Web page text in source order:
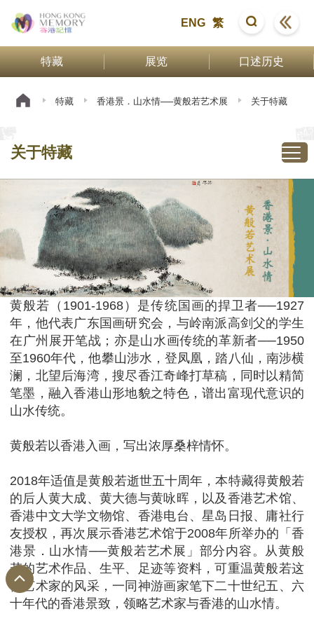
ENG 繁
特藏 展览 口述历史
特藏 香港景．山水情──黄般若艺术展 关于特藏
关于特藏
黄般若（1901-1968）是传统国画的捍卫者──1927
年，他代表广东国画研究会，与岭南派高剑父的学生
在广州展开笔战；亦是山水画传统的革新者──1950
至1960年代，他攀山涉水，登凤凰，踏八仙，南涉横
澜，北望后海湾，搜尽香江奇峰打草稿，同时以精简
笔墨，融入香港山形地貌之特色，谱出富现代意识的
山水传统。
黄般若以香港入画，写出浓厚桑梓情怀。
2018年适值是黄般若逝世五十周年，本特藏得黄般若
的后人黄大成、黄大德与黄咏晖，以及香港艺术馆、
香港中文大学文物馆、香港电台、星岛日报、庸社行
友授权，再次展示香港艺术馆于2008年所举办的「香
港景．山水情──黄般若艺术展」部分内容。从黄般
若的艺术作品、生平、足迹等资料，可重温黄般若这
位艺术家的风采，一同神游画家笔下二十世纪五、六
十年代的香港景致，领略艺术家与香港的山水情。